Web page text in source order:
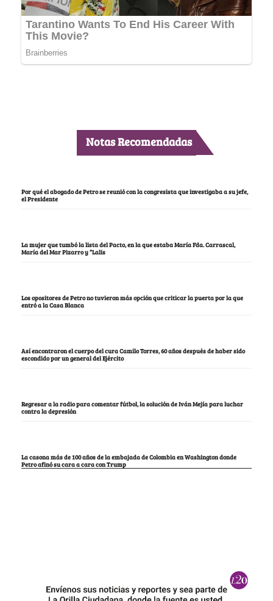
Notas Recomendadas
Por qué el abogado de Petro se reunió con la congresista que investigaba a su jefe,
el Presidente
La mujer que tumbó la lista del Pacto, en la que estaba María Fda. Carrascal,
María del Mar Pizarro y “Lalis
Los opositores de Petro no tuvieron más opción que criticar la puerta por la que
entró a la Casa Blanca
Así encontraron el cuerpo del cura Camilo Torres, 60 años después de haber sido
escondido por un general del Ejército
Regresar a la radio para comentar fútbol, la solución de Iván Mejía para luchar
contra la depresión
La casona más de 100 años de la embajada de Colombia en Washington donde
Petro afinó su cara a cara con Trump